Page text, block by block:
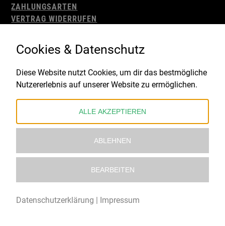
ZAHLUNGSARTEN
VERTRAG WIDERRUFEN
WIDERRUFSBELEHRUNG
IMPRESSUM
Gefördert durch:
Cookies & Datenschutz
Diese Website nutzt Cookies, um dir das bestmögliche
Nutzererlebnis auf unserer Website zu ermöglichen.
ALLE AKZEPTIEREN
ABLEHNEN
BEARBEITEN
Datenschutzerklärung | Impressum